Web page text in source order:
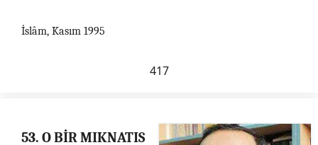
İslâm, Kasım 1995
417
53. O BİR MIKNATIS